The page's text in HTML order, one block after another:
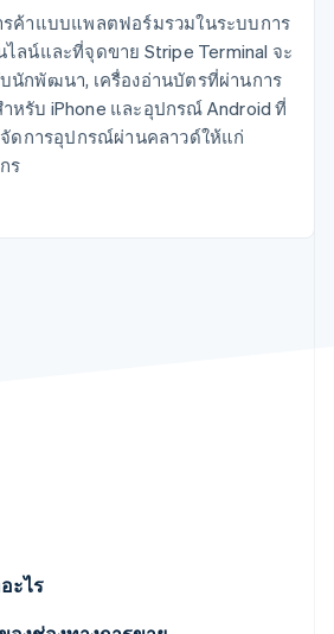
การซิงค์
ข้อมูล
ง
สันทนาการ
กันภัย
ละความบันเทิง
กรไม่แสวงผลกำไร
ารเฉพาะทาง
รัฐ
จค้าปลีก
ย่างโค้ด
กของนักพัฒนา
นะ API
อฝ่ายขาย
รเป็นพาร์ทเนอร์
ค้าแบบแพลตฟอร์มรวมในระบบการ
ไลน์และที่จุดขาย Stripe Terminal จะ
นักพัฒนา, เครื่องอ่านบัตรที่ผ่านการ
ำหรับ iPhone และอุปกรณ์ Android ที่
จัดการอุปกรณ์ผ่านคลาวด์ให้แก่
ร
ะไร